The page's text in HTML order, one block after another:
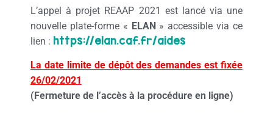
L’appel à projet REAAP 2021 est lancé via une
nouvelle plate-forme « ELAN» accessible via ce
lien : https://elan.caf.fr/aides
La date limite de dépôt des demandes est fixée
26/02/2021
(Fermeture de l’accès à la procédure en ligne)